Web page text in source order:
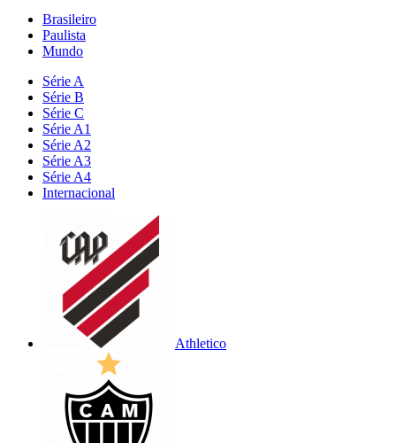
Brasileiro
Paulista
Mundo
Série A
Série B
Série C
Série A1
Série A2
Série A3
Série A4
Internacional
Athletico